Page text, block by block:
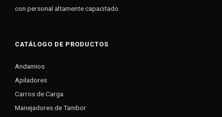
con personal altamente capacitado.
CATÁLOGO DE PRODUCTOS
Andamios
Apiladores
Carros de Carga
Manejadores de Tambor